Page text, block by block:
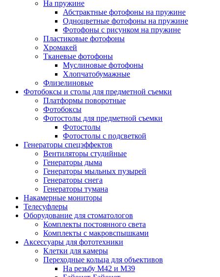
На пружине
Абстрактные фотофоны на пружине
Одноцветные фотофоны на пружине
Фотофоны с рисунком на пружине
Пластиковые фотофоны
Хромакей
Тканевые фотофоны
Муслиновые фотофоны
Хлопчатобумажные
Флизелиновые
Фотобоксы и столы для предметной съемки
Платформы поворотные
Фотобоксы
Фотостолы для предметной съемки
Фотостолы
Фотостолы с подсветкой
Генераторы спецэффектов
Вентиляторы студийные
Генераторы дыма
Генераторы мыльных пузырей
Генераторы снега
Генераторы тумана
Накамерные мониторы
Телесуфлеры
Оборудование для стоматологов
Комплекты постоянного света
Комплекты с макровспышками
Аксессуары для фототехники
Клетки для камеры
Переходные кольца для объективов
На резьбу М42 и М39